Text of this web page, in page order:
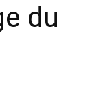
du